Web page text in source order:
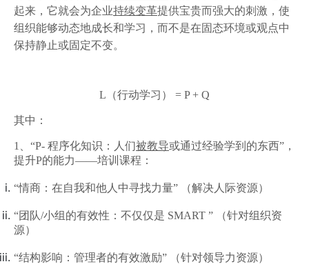
起来，它就会为企业持续变革提供宝贵而强大的刺激，使
组织能够动态地成长和学习，而不是在固态环境或观点中
保持静止或固定不变。
L（行动学习） = P + Q
其中：
1、“P- 程序化知识： 人们被教导或通过经验学到的东西”，
提升P的能力——培训课程：
“情商：在自我和他人中寻找力量” （解决人际资源）
“团队/小组的有效性：不仅仅是 SMART ”
（针对组织资
源）
“结构影响：管理者的有效激励” （针对领导力资源）